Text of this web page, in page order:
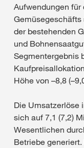
Aufwendungen
Gemüsegeschäfts
der bestehenden
und
Segmentergebnis
Höhe von –8,8
Die Umsatzerlöse
sich auf 7,1 (7,2)
Wesentlichen
Betriebe